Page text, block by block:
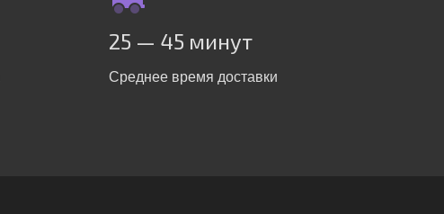
25 — 45 минут
Среднее время доставки